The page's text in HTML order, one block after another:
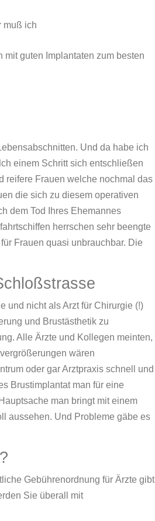
muß ich
guten Implantaten zum besten
Und da habe ich
einem Schritt sich entschließen
reifere Frauen welche nochmal das
die sich zu diesem operativen
dem Tod Ihres Ehemannes
herrschen sehr beengte
Frauen quasi unbrauchbar. Die
und nicht als Arzt für Chirurgie (!)
und Brustästhetik zu
Alle Ärzte und Kollegen meinten,
wären
oder gar Arztpraxis schnell und
Brustimplantat man für eine
man bringt mit einem
aussehen. Und Probleme gäbe es
Gebührenordnung für Ärzte
Sie überall mit